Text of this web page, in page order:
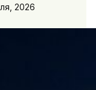
2026